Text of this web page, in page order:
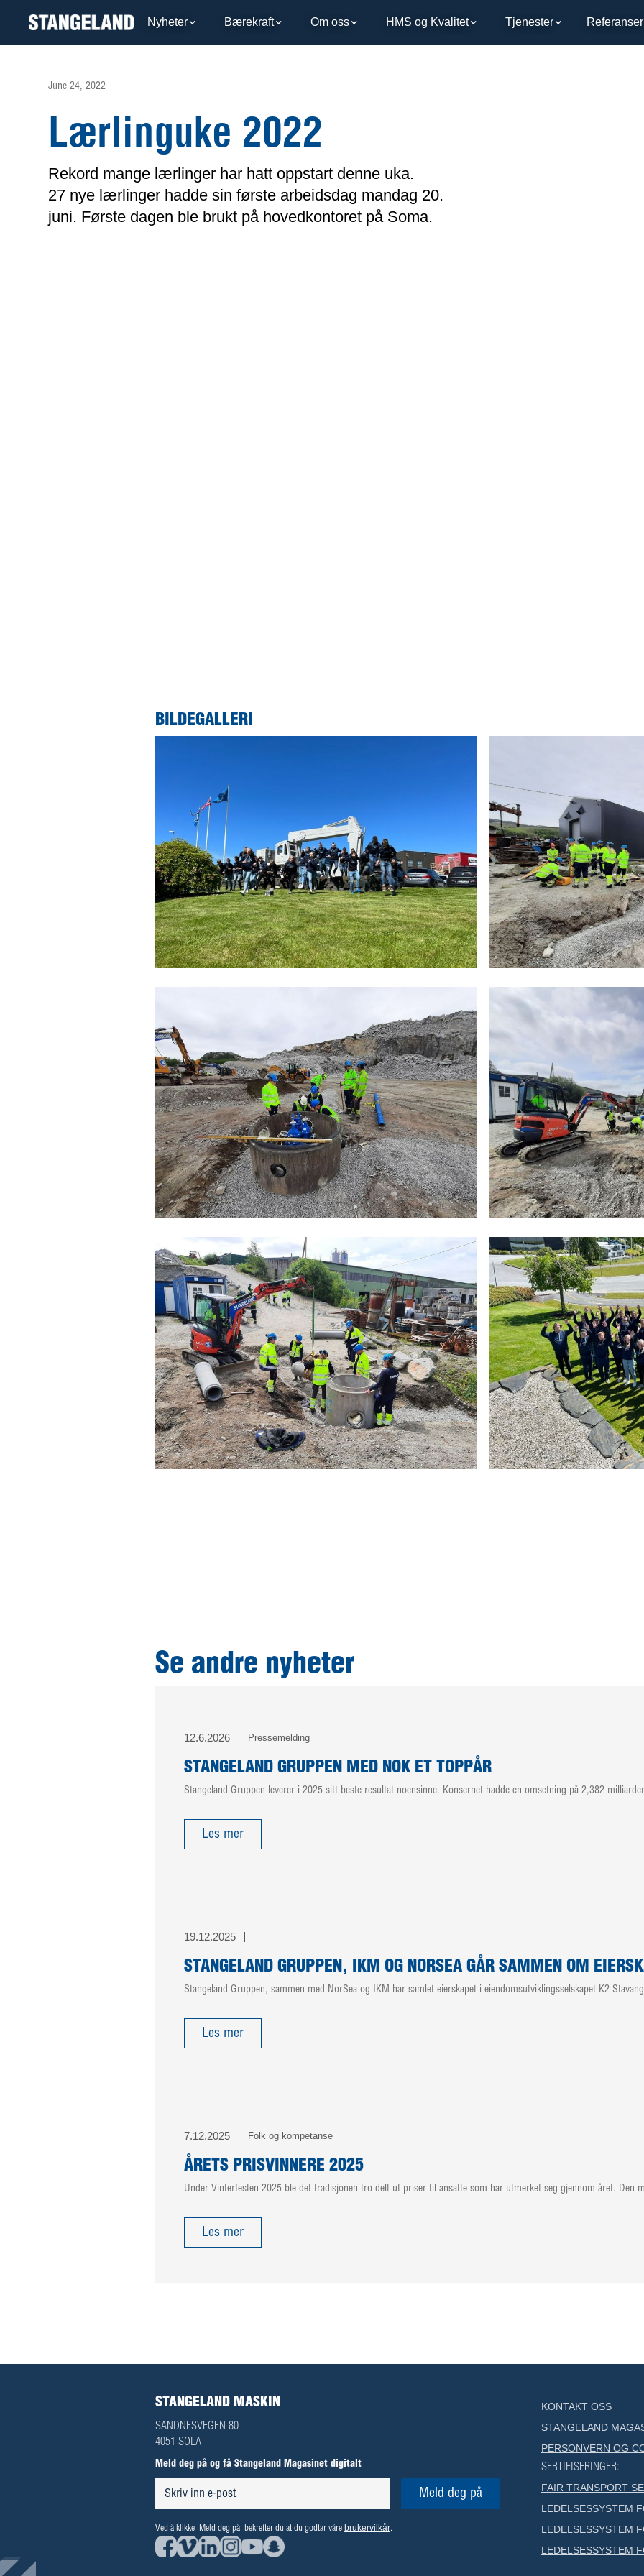
Nyheter Bærekraft Om oss HMS og Kvalitet Tjenester Referanser
June 24, 2022
Lærlinguke 2022
Rekord mange lærlinger har hatt oppstart denne uka.
27 nye lærlinger hadde sin første arbeidsdag mandag 20.
juni. Første dagen ble brukt på hovedkontoret på Soma.
BILDEGALLERI
Se andre nyheter
12.6.2026 Pressemelding
STANGELAND GRUPPEN MED NOK ET TOPPÅR
Stangeland Gruppen leverer i 2025 sitt beste resultat noensinne. Konsernet hadde en omsetning på 2,382
Les mer
19.12.2025
STANGELAND GRUPPEN, IKM OG NORSEA GÅR SAMMEN OM
Stangeland Gruppen, sammen med NorSea og IKM har samlet eierskapet i eiendomsutviklingsselskapet K2
Les mer
7.12.2025 Folk og kompetanse
ÅRETS PRISVINNERE 2025
Under Vinterfesten 2025 ble det tradisjonen tro delt ut priser til ansatte som har utmerket seg gjennom året. Den
Les mer
STANGELAND MASKIN
SANDNESVEGEN 80
4051 SOLA
Meld deg på og få Stangeland Magasinet digitalt
Ved å klikke 'Meld deg på' bekrefter du at du godtar våre brukervilkår.
KONTAKT OSS
STANGELAND
PERSONVERN OG
SERTIFISERINGER:
FAIR TRANSPORT
LEDELSESSYSTEM
LEDELSESSYSTEM
LEDELSESSYSTEM